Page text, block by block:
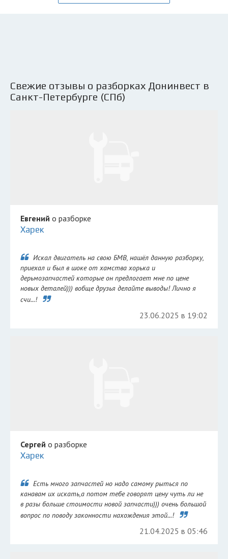
Свежие отзывы о разборках Донинвест в
Санкт-Петербурге (СПб)
Евгений о разборке
Харек
Искал двигатель на свою БМВ, нашёл данную разборку,
приехал и был в шоке от хамства хорька и
дерьмозапчастей которые он предлогает мне по цене
новых деталей))) вобще друзья делайте выводы! Лично я
счи...!
23.06.2025 в 19:02
Сергей о разборке
Харек
Есть много запчастей но надо самому рыться по
канавам их искать,а потом тебе говорят цену чуть ли не
в разы больше стоимости новой запчасти))) очень большой
вопрос по поводу законности нахождения этой...!
21.04.2025 в 05:46